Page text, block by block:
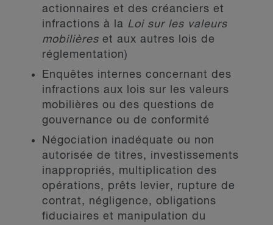
actionnaires et des créanciers et
infractions à la Loi sur les valeurs
mobilières et aux autres lois de
réglementation)
Enquêtes internes concernant des
infractions aux lois sur les valeurs
mobilières ou des questions de
gouvernance ou de conformité
Négociation inadéquate ou non
autorisée de titres, investissements
inappropriés, multiplication des
opérations, prêts levier, rupture de
contrat, négligence, obligations
fiduciaires et manipulation du